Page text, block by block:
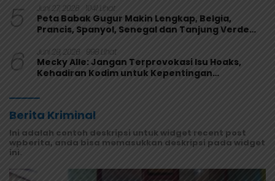
5 Juni 27, 2026 1041 Lihat
Peta Babak Gugur Makin Lengkap, Belgia,
Prancis, Spanyol, Senegal dan Tanjung Verde
6 Juni 29, 2026 998 Lihat
Mecky Alle: Jangan Terprovokasi Isu Hoaks,
Kehadiran Kodim untuk Kepentingan
Berita Kriminal
Ini adalah contoh deskripsi untuk widget recent post
wpberita, anda bisa memasukkan deskripsi pada widget
ini.